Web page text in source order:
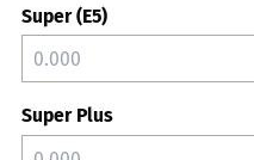
Super (E5)
Super Plus